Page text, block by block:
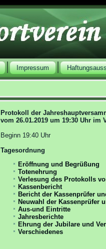
Impressum
Protokoll der
vom 26.01.2019 um 19:30 Uhr im
Beginn 19:40 Uhr
Tagesordnung
Eröffnung und Begrüßung
Totenehrung
Verlesung des Protokolls
Kassenbericht
Bericht der Kassenprüfer
Neuwahl der Kassenprüfer
Aus-und Eintritte
Jahresberichte
Ehrung der Jubilare und
Verschiedenes